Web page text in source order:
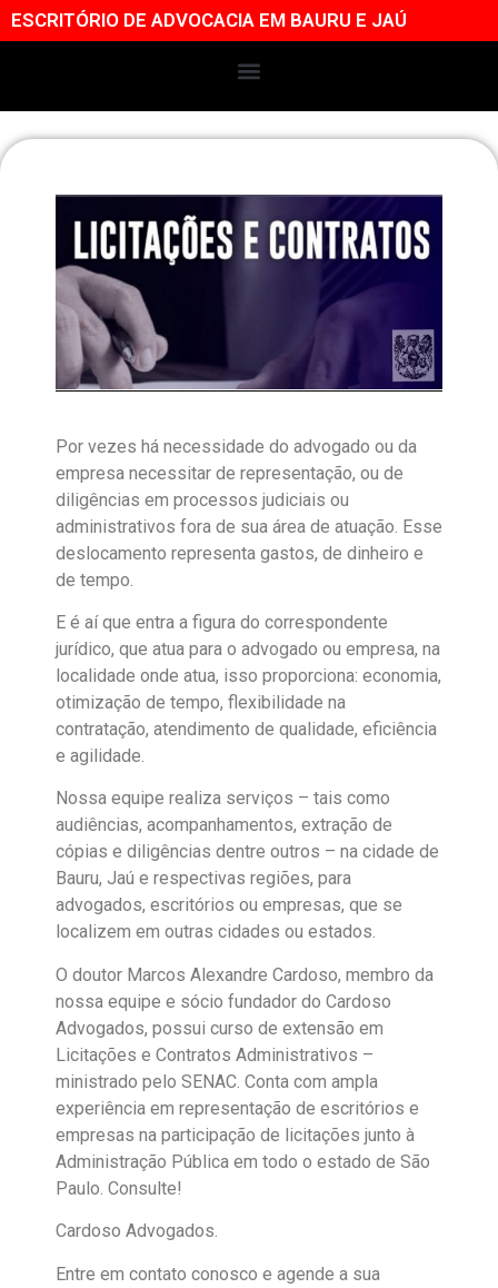
ESCRITÓRIO DE ADVOCACIA EM BAURU E JAÚ
Por vezes há necessidade do advogado ou da
empresa necessitar de representação, ou de
diligências em processos judiciais ou
administrativos fora de sua área de atuação. Esse
deslocamento representa gastos, de dinheiro e
de tempo.
E é aí que entra a figura do correspondente
jurídico, que atua para o advogado ou empresa, na
localidade onde atua, isso proporciona: economia,
otimização de tempo, flexibilidade na
contratação, atendimento de qualidade, eficiência
e agilidade.
Nossa equipe realiza serviços – tais como
audiências, acompanhamentos, extração de
cópias e diligências dentre outros – na cidade de
Bauru, Jaú e respectivas regiões, para
advogados, escritórios ou empresas, que se
localizem em outras cidades ou estados.
O doutor Marcos Alexandre Cardoso, membro da
nossa equipe e sócio fundador do Cardoso
Advogados, possui curso de extensão em
Licitações e Contratos Administrativos –
ministrado pelo SENAC. Conta com ampla
experiência em representação de escritórios e
empresas na participação de licitações junto à
Administração Pública em todo o estado de São
Paulo. Consulte!
Cardoso Advogados.
Entre em contato conosco e agende a sua